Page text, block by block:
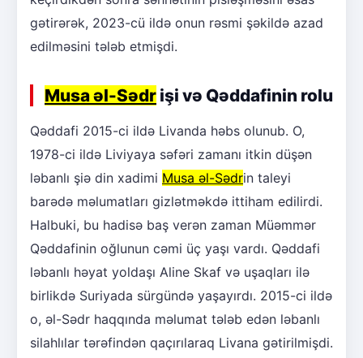
gətirərək, 2023-cü ildə onun rəsmi şəkildə azad
edilməsini tələb etmişdi.
Musa əl-Sədr işi və Qəddafinin rolu
Qəddafi 2015-ci ildə Livanda həbs olunub. O,
1978-ci ildə Liviyaya səfəri zamanı itkin düşən
ləbanlı şiə din xadimi Musa əl-Sədrin taleyi
barədə məlumatları gizlətməkdə ittiham edilirdi.
Halbuki, bu hadisə baş verən zaman Müəmmər
Qəddafinin oğlunun cəmi üç yaşı vardı. Qəddafi
ləbanlı həyat yoldaşı Aline Skaf və uşaqları ilə
birlikdə Suriyada sürgündə yaşayırdı. 2015-ci ildə
o, əl-Sədr haqqında məlumat tələb edən ləbanlı
silahlılar tərəfindən qaçırılaraq Livana gətirilmişdi.